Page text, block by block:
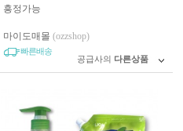
흥정가능
마이도매몰 (ozzshop)
빠른배송
공급사의 다른상품